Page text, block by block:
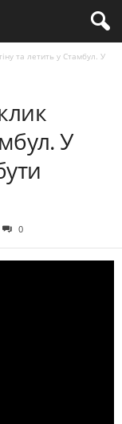
та летить у Стамбул. У
У
0